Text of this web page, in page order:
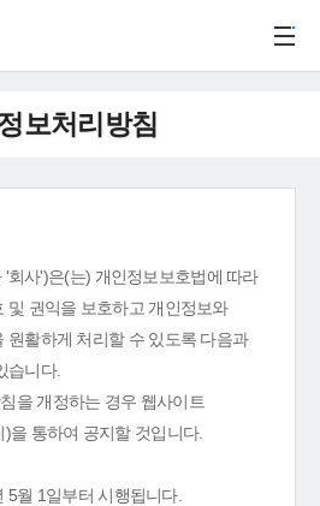
보처리방침
회사')은(는) 개인정보보호법에 따라
및 권익을 보호하고 개인정보와
원활하게 처리할 수 있도록 다음과
습니다.
을 개정하는 경우 웹사이트
을 통하여 공지할 것입니다.
5월 1일부터 시행됩니다.